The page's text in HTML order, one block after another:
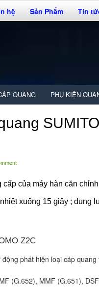
hệ Sản Phẩm Tin
QUANG PHỤ KIỆN
của máy hàn căn
xuống 15 giây ; dung
Z2C
phát hiện loại cáp
(G.652), MMF (G.651),